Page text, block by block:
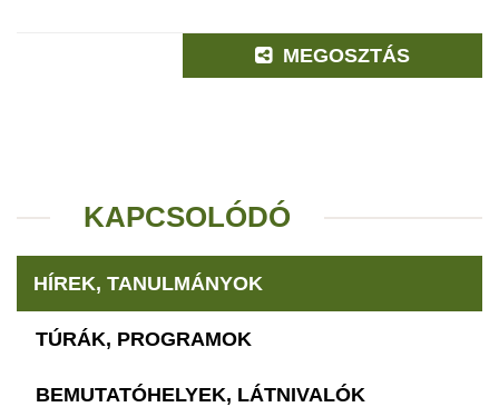
MEGOSZTÁS
KAPCSOLÓDÓ
HÍREK, TANULMÁNYOK
TÚRÁK, PROGRAMOK
BEMUTATÓHELYEK, LÁTNIVALÓK